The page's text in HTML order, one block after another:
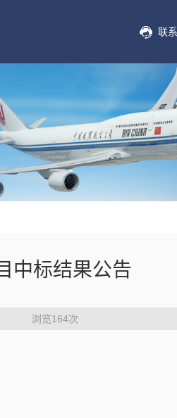
联
中标结果公告
浏览164次